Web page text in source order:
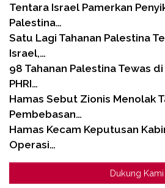
Tentara Israel Pamerkan
Palestina…
Satu Lagi Tahanan Palestina
Israel,…
98 Tahanan Palestina Tewas
PHRI…
Hamas Sebut Zionis Menolak
Pembebasan…
Hamas Kecam Keputusan
Operasi…
Dukung Kami